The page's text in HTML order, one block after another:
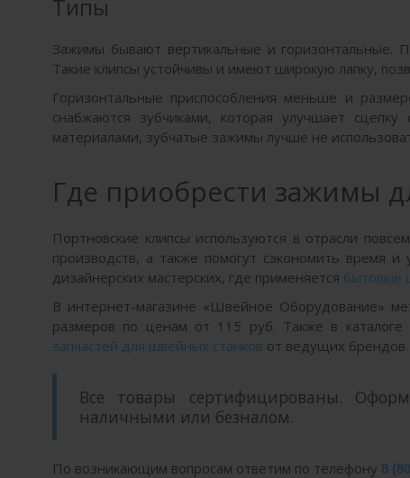
Типы
Зажимы бывают вертикальные и горизонтальные.
Такие клипсы устойчивы и имеют широкую лапку,
Горизонтальные приспособления меньше и
снабжаются зубчиками, которая улучшает
материалами, зубчатые зажимы лучше не
Где приобрести зажимы
Портновские клипсы используются в отрасли
производств, а также помогут сэкономить время
дизайнерских мастерских, где применяется бытовые
В интернет-магазине «Швейное Оборудование»
размеров по ценам от 115 руб. Также в каталоге
запчастей для швейных станков от ведущих брендов.
Все товары сертифицированы.
наличными или безналом.
По возникающим вопросам ответим по телефону 8